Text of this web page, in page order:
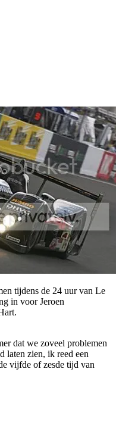
tijdens de 24 uur van Le
in voor Jeroen
dat we zoveel problemen
laten zien, ik reed een
vijfde of zesde tijd van